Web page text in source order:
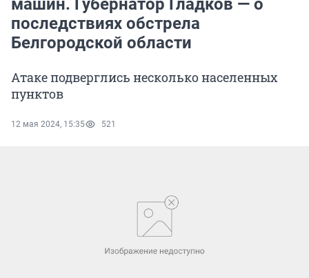
машин. Губернатор Гладков — о
последствиях обстрела
Белгородской области
Атаке подверглись несколько населенных
пунктов
12 мая 2024, 15:35 521